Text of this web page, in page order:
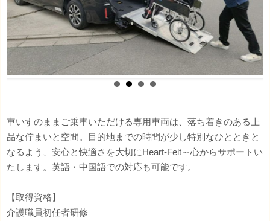
車いすのままご乗車いただける専用車両は、落ち着きのある上
品な佇まいと空間。目的地までの時間が少し特別なひとときと
なるよう、安心と快適さを大切にHeart-Felt～心からサポートい
たします。英語・中国語での対応も可能です。
【取得資格】
介護職員初任者研修